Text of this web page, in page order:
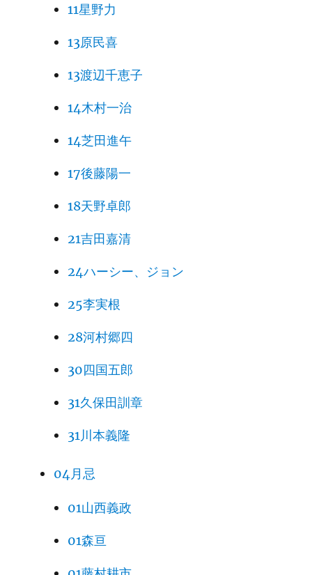
11星野力
13原民喜
13渡辺千恵子
14木村一治
14芝田進午
17後藤陽一
18天野卓郎
21吉田嘉清
24ハーシー、ジョン
25李実根
28河村郷四
30四国五郎
31久保田訓章
31川本義隆
04月忌
01山西義政
01森亘